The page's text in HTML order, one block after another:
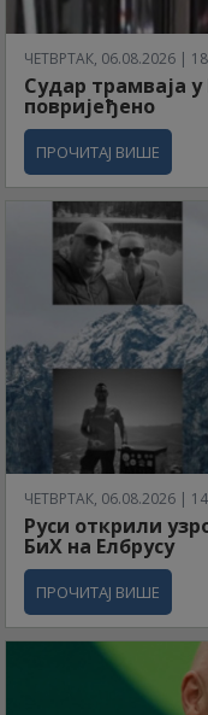
ЧЕТВРТАК, 06.08.2026 |
Судар трамваја
повријеђено
ПРОЧИТАЈ ВИШЕ
ЧЕТВРТАК, 06.08.2026 |
Руси открили
БиХ на Елбрусу
ПРОЧИТАЈ ВИШЕ